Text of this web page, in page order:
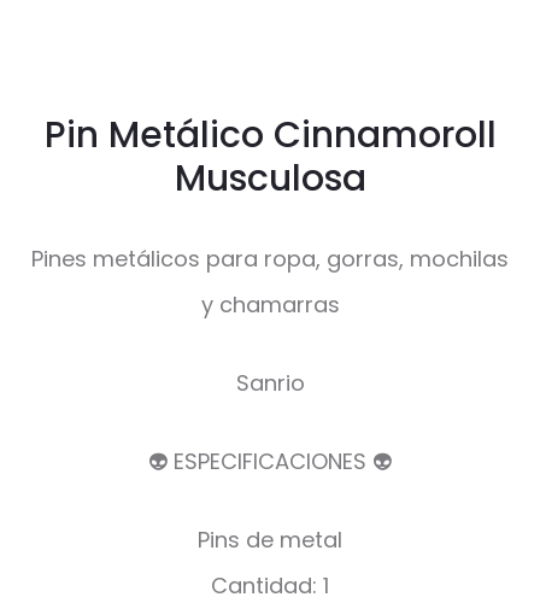
Pin Metálico Cinnamoroll
Musculosa
Pines metálicos para ropa, gorras, mochilas
y chamarras
Sanrio
👽 ESPECIFICACIONES 👽
Pins de metal
Cantidad: 1